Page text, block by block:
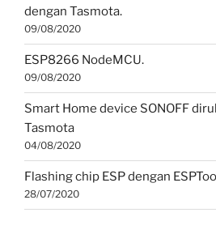
dengan Tasmota.
09/08/2020
ESP8266 NodeMCU.
09/08/2020
Smart Home device SONOFF
Tasmota
04/08/2020
Flashing chip ESP dengan
28/07/2020